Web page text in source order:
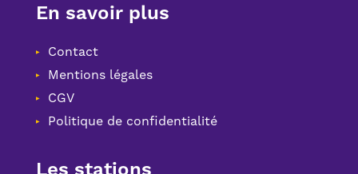
En savoir plus
Contact
Mentions légales
CGV
Politique de confidentialité